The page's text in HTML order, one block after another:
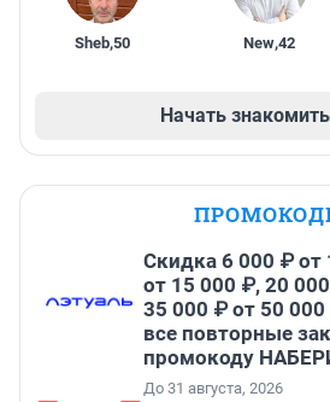
Sheb,50 New,42
Начать
Скидка 6 000 ₽ от
от 15 000 ₽, 20
35 000 ₽ от 50
все повторные
промокоду
До 31 августа, 2026